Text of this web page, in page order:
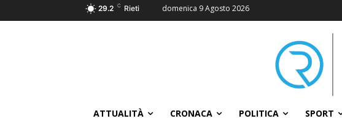
29.2 C Rieti domenica 9 Agosto 2026
ATTUALITÀ CRONACA POLITICA SPORT